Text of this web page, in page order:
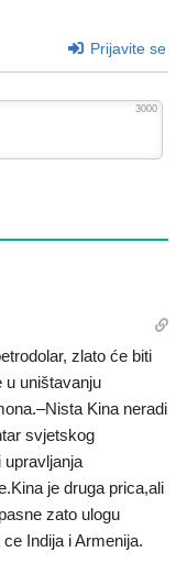
Prijavite se
3000
zlato će biti
u uništavanju
Kina neradi
svjetskog
upravljanja
je druga prica,ali
zato ulogu
Indija i Armenija.